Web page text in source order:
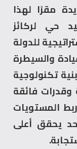
مقرًا لهذا
حي لركائز
للدولة
والسيطرة
تكنولوجية
فائقة
المستويات
يحقق أعلى